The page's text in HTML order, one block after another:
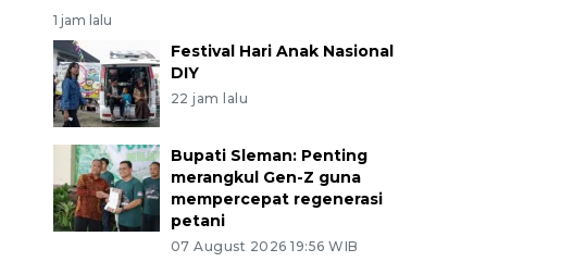
1 jam lalu
Festival Hari Anak Nasional
DIY
22 jam lalu
Bupati Sleman: Penting
merangkul Gen-Z guna
mempercepat regenerasi
petani
07 August 2026 19:56 WIB